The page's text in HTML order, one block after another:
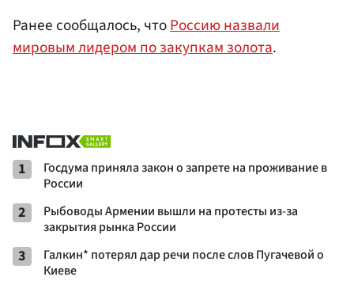
Ранее сообщалось, чтоРоссию назвали
мировым лидером по закупкам золота.
1
Госдума приняла закон о запрете на проживание в
России
2
Рыбоводы Армении вышли на протесты из-за
закрытия рынка России
3
Галкин* потерял дар речи после слов Пугачевой о
Киеве